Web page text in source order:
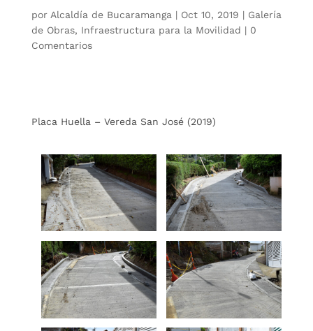
por Alcaldía de Bucaramanga | Oct 10, 2019 | Galería
de Obras, Infraestructura para la Movilidad | 0
Comentarios
Placa Huella – Vereda San José (2019)